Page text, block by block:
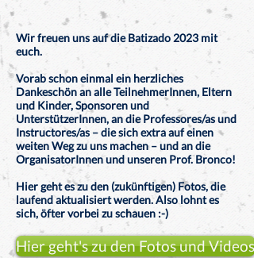
Wir freuen uns auf die Batizado 2023 mit
euch.
Vorab schon einmal ein herzliches
Dankeschön an alle TeilnehmerInnen, Eltern
und Kinder, Sponsoren und
UnterstützerInnen, an die Professores/as und
Instructores/as – die sich extra auf einen
weiten Weg zu uns machen – und an die
OrganisatorInnen und unseren Prof. Bronco!
Hier geht es zu den (zukünftigen) Fotos, die
laufend aktualisiert werden. Also lohnt es
sich, öfter vorbei zu schauen :-)
Hier geht's zu den Fotos und Videos